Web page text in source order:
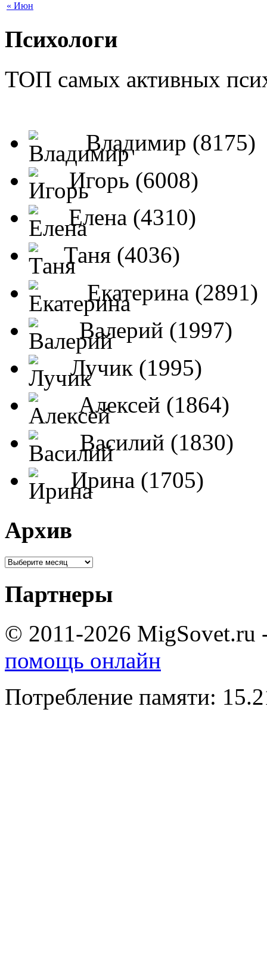
« Июн
Психологи
ТОП самых активных
Владимир (8175)
Игорь (6008)
Елена (4310)
Таня (4036)
Екатерина (2891)
Валерий (1997)
Лучик (1995)
Алексей (1864)
Василий (1830)
Ирина (1705)
Архив
Партнеры
© 2011-2026 MigSovet.ru
помощь онлайн
Потребление памяти: